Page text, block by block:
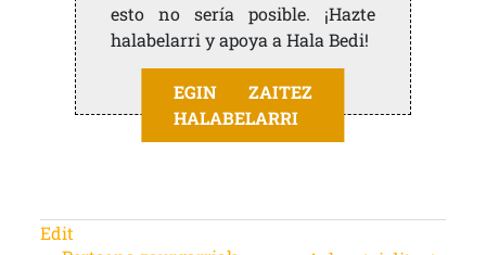
esto no sería posible. ¡Hazte
halabelarri y apoya a Hala Bedi!
EGIN ZAITEZ
HALABELARRI
Edit